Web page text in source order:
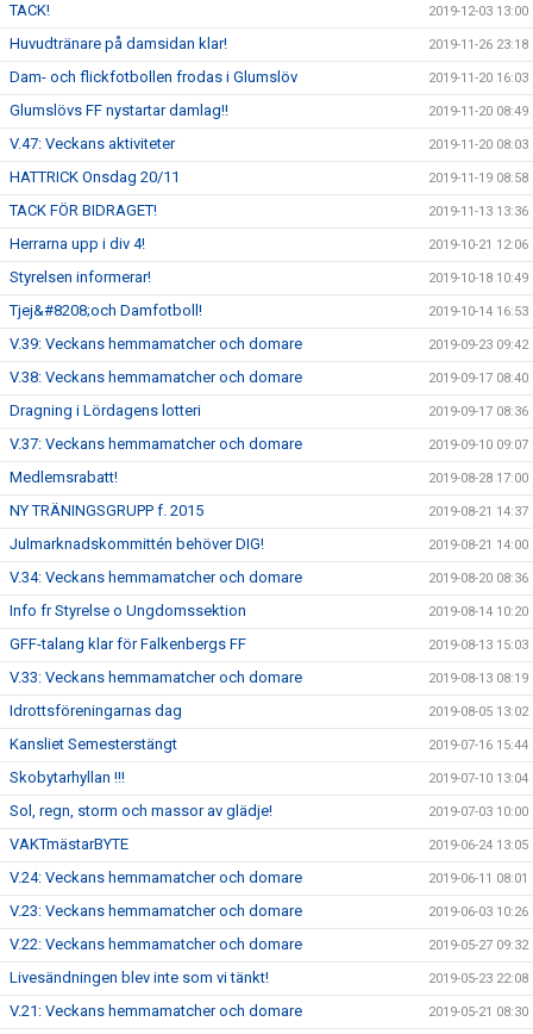
TACK! 2019-12-03 13:00
Huvudtränare på damsidan klar! 2019-11-26 23:18
Dam- och flickfotbollen frodas i Glumslöv 2019-11-20 16:03
Glumslövs FF nystartar damlag!! 2019-11-20 08:49
V.47: Veckans aktiviteter 2019-11-20 08:03
HATTRICK Onsdag 20/11 2019-11-19 08:58
TACK FÖR BIDRAGET! 2019-11-13 13:36
Herrarna upp i div 4! 2019-10-21 12:06
Styrelsen informerar! 2019-10-18 10:49
Tjej&#8208;och Damfotboll! 2019-10-14 16:53
V.39: Veckans hemmamatcher och domare 2019-09-23 09:42
V.38: Veckans hemmamatcher och domare 2019-09-17 08:40
Dragning i Lördagens lotteri 2019-09-17 08:36
V.37: Veckans hemmamatcher och domare 2019-09-10 09:07
Medlemsrabatt! 2019-08-28 17:00
NY TRÄNINGSGRUPP f. 2015 2019-08-21 14:37
Julmarknadskommittén behöver DIG! 2019-08-21 14:00
V.34: Veckans hemmamatcher och domare 2019-08-20 08:36
Info fr Styrelse o Ungdomssektion 2019-08-14 10:20
GFF-talang klar för Falkenbergs FF 2019-08-13 15:03
V.33: Veckans hemmamatcher och domare 2019-08-13 08:19
Idrottsföreningarnas dag 2019-08-05 13:02
Kansliet Semesterstängt 2019-07-16 15:44
Skobytarhyllan !!! 2019-07-10 13:04
Sol, regn, storm och massor av glädje! 2019-07-03 10:00
VAKTmästarBYTE 2019-06-24 13:05
V.24: Veckans hemmamatcher och domare 2019-06-11 08:01
V.23: Veckans hemmamatcher och domare 2019-06-03 10:26
V.22: Veckans hemmamatcher och domare 2019-05-27 09:32
Livesändningen blev inte som vi tänkt! 2019-05-23 22:08
V.21: Veckans hemmamatcher och domare 2019-05-21 08:30